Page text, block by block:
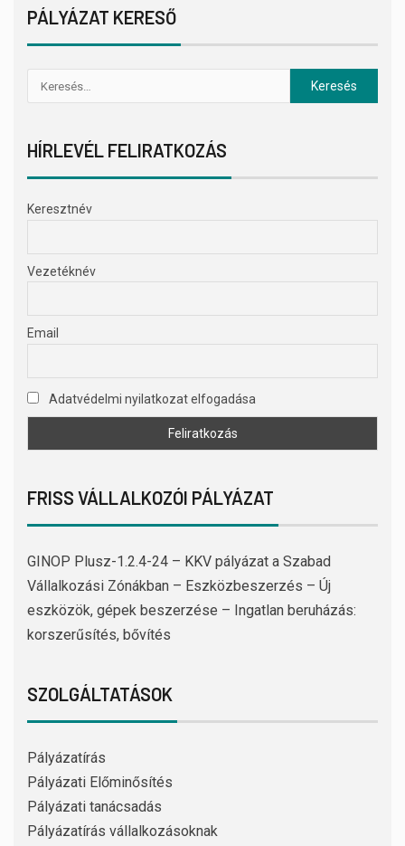
PÁLYÁZAT KERESŐ
HÍRLEVÉL FELIRATKOZÁS
Keresztnév
Vezetéknév
Email
Adatvédelmi nyilatkozat elfogadása
FRISS VÁLLALKOZÓI PÁLYÁZAT
GINOP Plusz-1.2.4-24 – KKV pályázat a Szabad
Vállalkozási Zónákban – Eszközbeszerzés – Új
eszközök, gépek beszerzése – Ingatlan beruházás:
korszerűsítés, bővítés
SZOLGÁLTATÁSOK
Pályázatírás
Pályázati Előminősítés
Pályázati tanácsadás
Pályázatírás vállalkozásoknak